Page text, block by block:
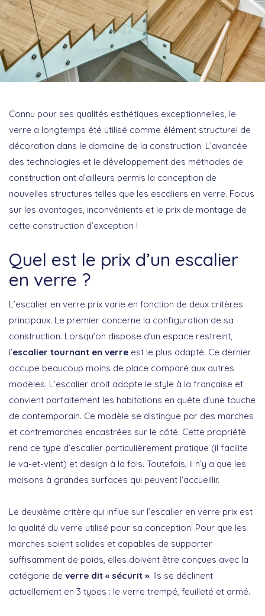
Connu pour ses qualités esthétiques exceptionnelles, le
verre a longtemps été utilisé comme élément structurel de
décoration dans le domaine de la construction. L’avancée
des technologies et le développement des méthodes de
construction ont d’ailleurs permis la conception de
nouvelles structures telles que les escaliers en verre. Focus
sur les avantages, inconvénients et le prix de montage de
cette construction d’exception !
Quel est le prix d’un escalier
en verre ?
L’escalier en verre prix varie en fonction de deux critères
principaux. Le premier concerne la configuration de sa
construction. Lorsqu’on dispose d’un espace restreint,
l’escalier tournant en verre est le plus adapté. Ce dernier
occupe beaucoup moins de place comparé aux autres
modèles. L’escalier droit adopte le style à la française et
convient parfaitement les habitations en quête d’une touche
de contemporain. Ce modèle se distingue par des marches
et contremarches encastrées sur le côté. Cette propriété
rend ce type d’escalier particulièrement pratique (il facilite
le va-et-vient) et design à la fois. Toutefois, il n’y a que les
maisons à grandes surfaces qui peuvent l’accueillir.
Le deuxième critère qui influe sur l’escalier en verre prix est
la qualité du verre utilisé pour sa conception. Pour que les
marches soient solides et capables de supporter
suffisamment de poids, elles doivent être conçues avec la
catégorie de verre dit « sécurit ». Ils se déclinent
actuellement en 3 types : le verre trempé, feuilleté et armé.